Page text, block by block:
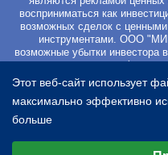
восприниматься как
возможных сделок с
инструментами. ООО
возможные убытки инвестора
инвестирования в
материалах Сайта. Вы
инвестиционными
или полной потери всех
началом работы с ценными
рисках. Регистрируясь
Этот веб-сайт использует
максимально эффективно
больше